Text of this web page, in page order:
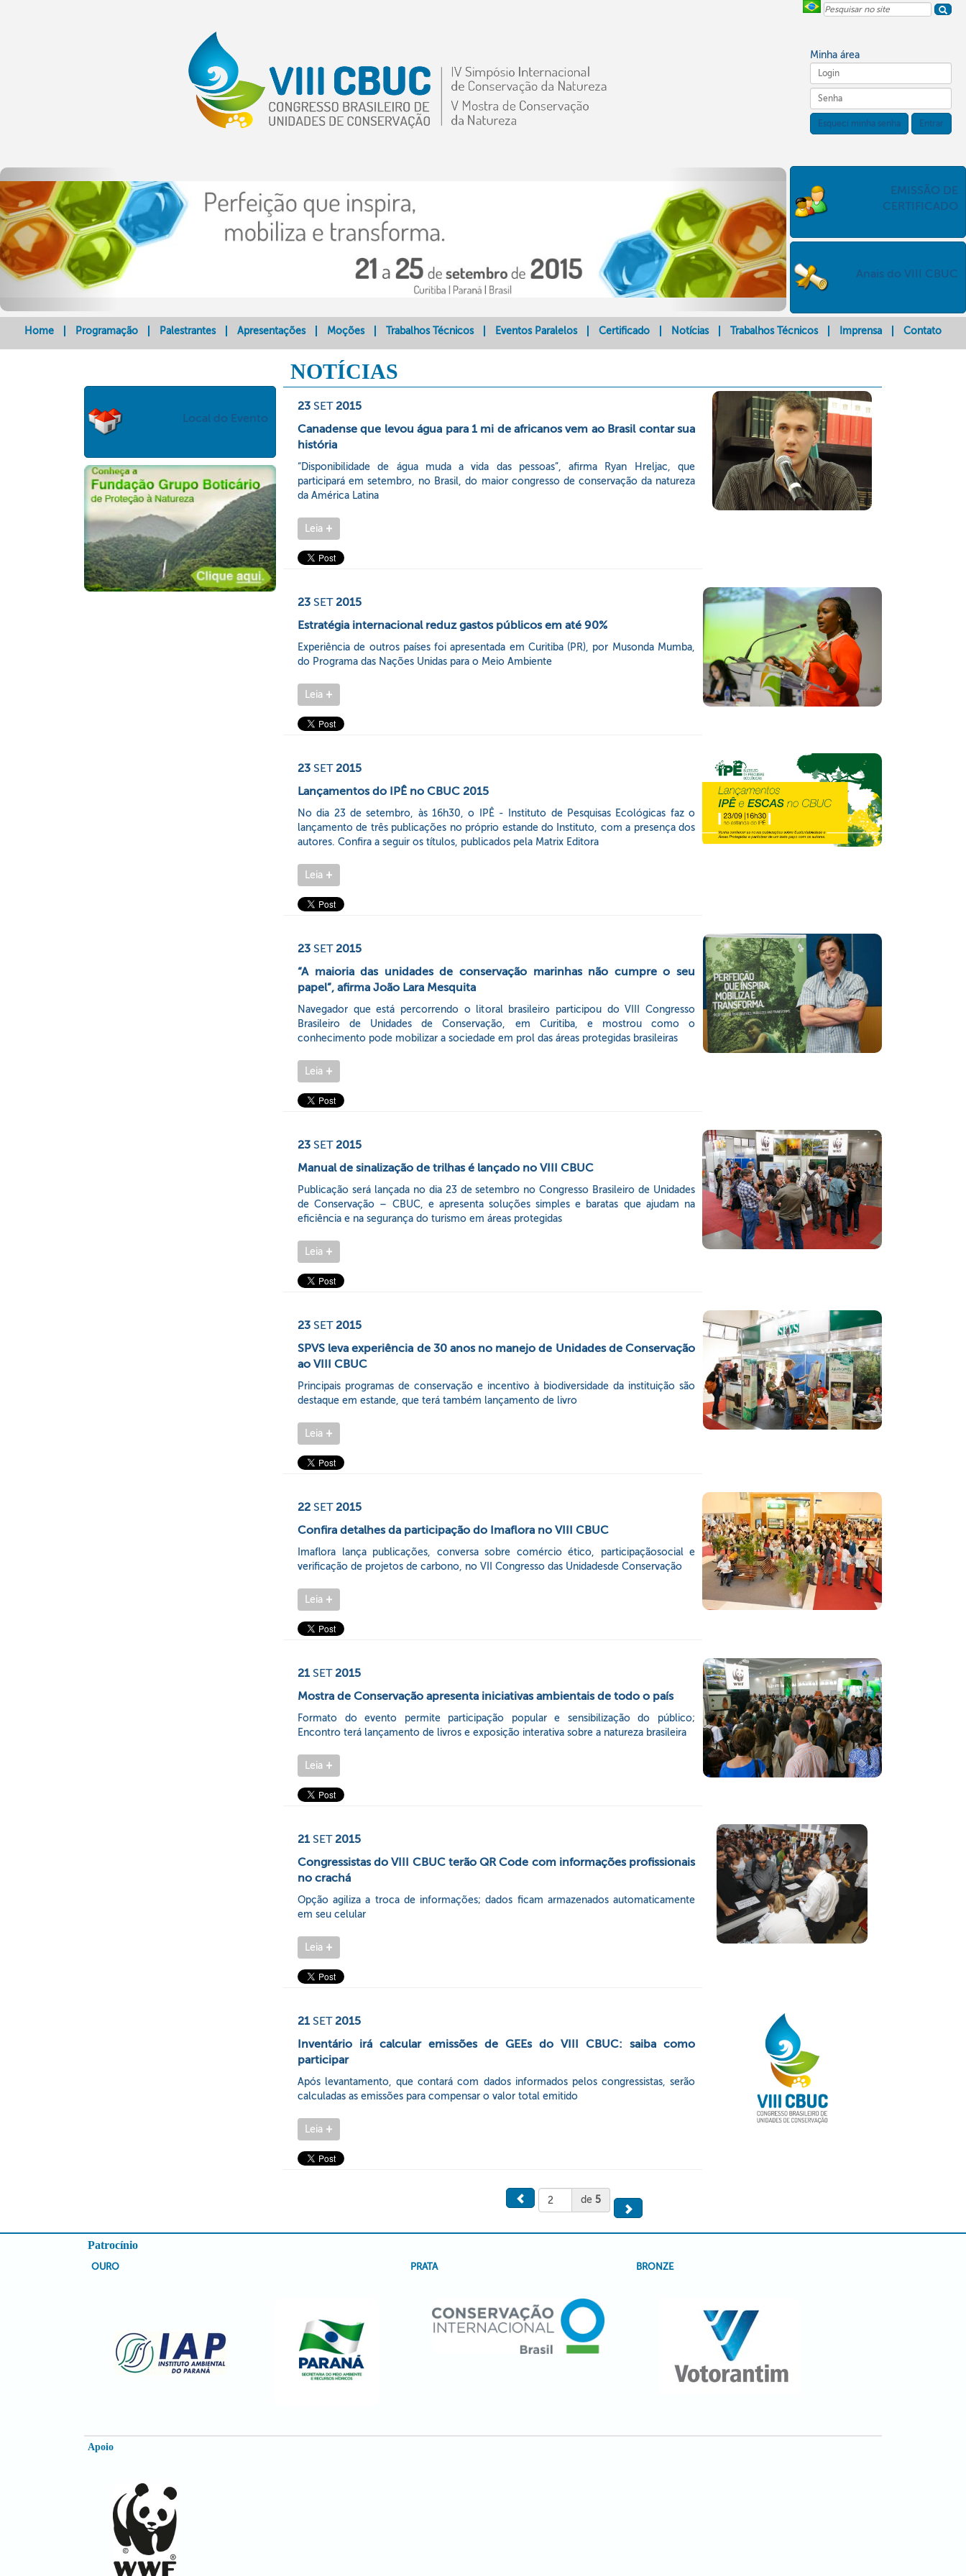
Pesquisar
Minha área
Esqueci minha senha Entrar
EMISSÃO DE
CERTIFICADO
Anais do VIII CBUC
Home Programação Palestrantes Apresentações Moções Trabalhos Técnicos Eventos Paralelos Certificado Notícias Trabalhos Técnicos Imprensa Contato
Local do Evento
NOTÍCIAS
23 SET 2015
Canadense que levou água para 1 mi de africanos vem ao Brasil contar sua
história
“Disponibilidade de água muda a vida das pessoas”, afirma Ryan Hreljac, que
participará em setembro, no Brasil, do maior congresso de conservação da natureza
da América Latina
Leia +
23 SET 2015
Estratégia internacional reduz gastos públicos em até 90%
Experiência de outros países foi apresentada em Curitiba (PR), por Musonda Mumba,
do Programa das Nações Unidas para o Meio Ambiente
Leia +
23 SET 2015
Lançamentos do IPÊ no CBUC 2015
No dia 23 de setembro, às 16h30, o IPÊ - Instituto de Pesquisas Ecológicas faz o
lançamento de três publicações no próprio estande do Instituto, com a presença dos
autores. Confira a seguir os títulos, publicados pela Matrix Editora
Leia +
23 SET 2015
“A maioria das unidades de conservação marinhas não cumpre o seu
papel”, afirma João Lara Mesquita
Navegador que está percorrendo o litoral brasileiro participou do VIII Congresso
Brasileiro de Unidades de Conservação, em Curitiba, e mostrou como o
conhecimento pode mobilizar a sociedade em prol das áreas protegidas brasileiras
Leia +
23 SET 2015
Manual de sinalização de trilhas é lançado no VIII CBUC
Publicação será lançada no dia 23 de setembro no Congresso Brasileiro de Unidades
de Conservação – CBUC, e apresenta soluções simples e baratas que ajudam na
eficiência e na segurança do turismo em áreas protegidas
Leia +
23 SET 2015
SPVS leva experiência de 30 anos no manejo de Unidades de Conservação
ao VIII CBUC
Principais programas de conservação e incentivo à biodiversidade da instituição são
destaque em estande, que terá também lançamento de livro
Leia +
22 SET 2015
Confira detalhes da participação do Imaflora no VIII CBUC
Imaflora lança publicações, conversa sobre comércio ético, participaçãosocial e
verificação de projetos de carbono, no VII Congresso das Unidadesde Conservação
Leia +
21 SET 2015
Mostra de Conservação apresenta iniciativas ambientais de todo o país
Formato do evento permite participação popular e sensibilização do público;
Encontro terá lançamento de livros e exposição interativa sobre a natureza brasileira
Leia +
21 SET 2015
Congressistas do VIII CBUC terão QR Code com informações profissionais
no crachá
Opção agiliza a troca de informações; dados ficam armazenados automaticamente
em seu celular
Leia +
21 SET 2015
Inventário irá calcular emissões de GEEs do VIII CBUC: saiba como
participar
Após levantamento, que contará com dados informados pelos congressistas, serão
calculadas as emissões para compensar o valor total emitido
Leia +
de 5
Patrocínio
OURO PRATA BRONZE
Apoio